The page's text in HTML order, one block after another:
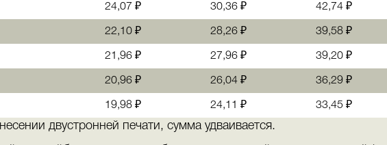
24,07 ₽ 30,36 ₽ 42,74 ₽
22,10 ₽ 28,26 ₽ 39,58 ₽
21,96 ₽ 27,96 ₽ 39,20 ₽
20,96 ₽ 26,04 ₽ 36,29 ₽
19,98 ₽ 24,11 ₽ 33,45 ₽
двустронней печати, сумма удваивается.